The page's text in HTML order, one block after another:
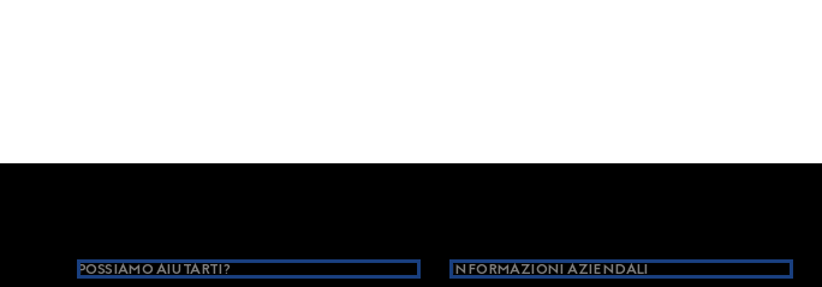
Footer
POSSIAMO AIUTARTI? INFORMAZIONI AZIENDALI